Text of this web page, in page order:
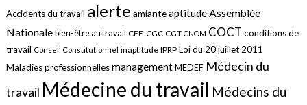
Accidents du travail alerte amianteaptitudeAssemblée
Nationale bien-être au travail CFE-CGC CGT CNOM COCT conditions de
travail Conseil Constitutionnel inaptitude IPRP Loi du 20 juillet 2011
Maladies professionnellesmanagement MEDEF Médecin du
travail Médecine du travail Médecins du